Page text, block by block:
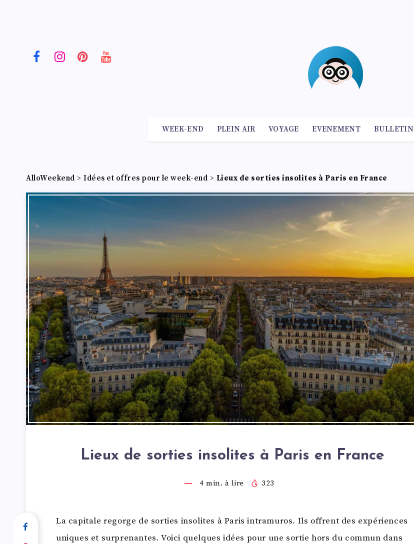
WEEK-END PLEIN AIR VOYAGE EVENEMENT BULLETIN
AlloWeekend > Idées et offres pour le week-end > Lieux de sorties insolites à Paris en France
Lieux de sorties insolites à Paris en France
4 min. à lire 323
La capitale regorge de sorties insolites à Paris intramuros. Ils offrent des expériences
uniques et surprenantes. Voici quelques idées pour une sortie hors du commun dans